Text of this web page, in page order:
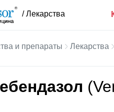
/ Лекарства
и препараты Лекарства